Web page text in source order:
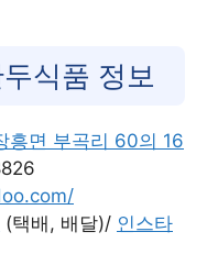
식품 정보
흥면 부곡리 60의 16
(택배, 배달)/ 인스타